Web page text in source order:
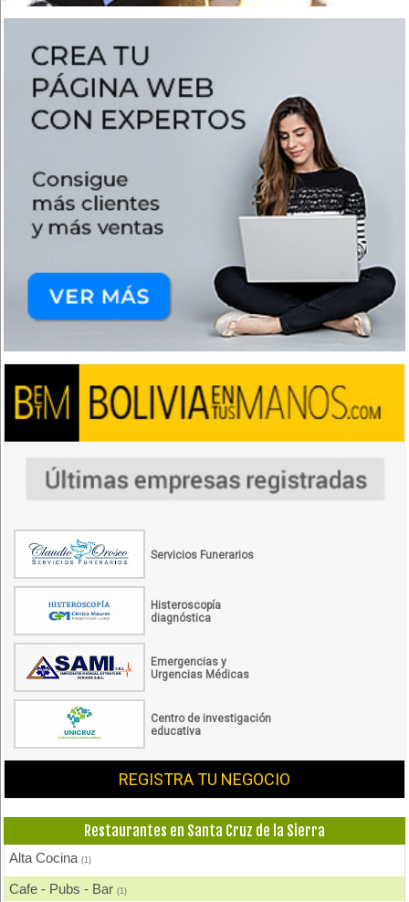
Servicios Funerarios
Histeroscopía
diagnóstica
Emergencias y
Urgencias Médicas
Centro de investigación
educativa
REGISTRA TU NEGOCIO
Restaurantes en Santa Cruz de la Sierra
Alta Cocina(1)
Cafe - Pubs - Bar(1)